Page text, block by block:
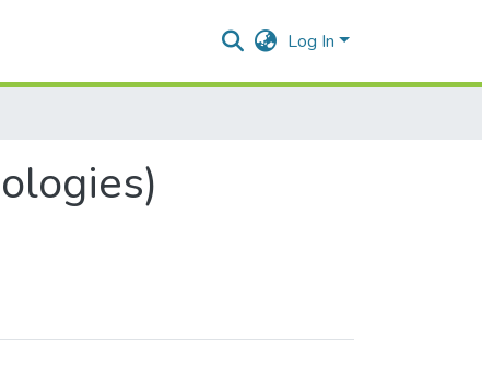
Log In